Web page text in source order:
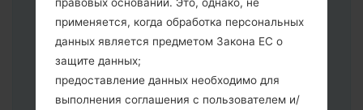
Подключите USB кабель и нажмите
клавиши: уменьшение звука и Bixbi.
Нажмите и удерживайте клавиши:
питания и увеличения громкости
Далее подключите к компьютеру,
программа Odin должна определить
правовых оснований. Это, однако, не
применяется, когда обработка персональных
данных является предметом Закона ЕС о
защите данных;
предоставление данных необходимо для
выполнения соглашения с пользователем и/